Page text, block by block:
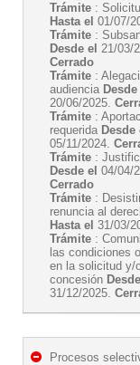
Trámite :
Hasta el 01/07/
Trámite :
Desde el 21/03/
Cerrado
Trámite :
audiencia Desde
20/06/2025.
Trámite :
requerida Desde
05/11/2024.
Trámite :
Desde el 04/04/
Cerrado
Trámite :
renuncia al
Hasta el 31/03/
Trámite :
las condiciones
en la solicitud y/
concesión
31/12/2025.
Procesos